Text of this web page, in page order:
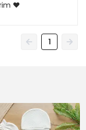
♥️
1